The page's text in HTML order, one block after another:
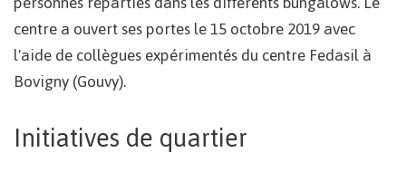
centre a ouvert ses portes le 15 octobre 2019 avec
l'aide de collègues expérimentés du centre Fedasil à
Bovigny (Gouvy).
Initiatives de quartier